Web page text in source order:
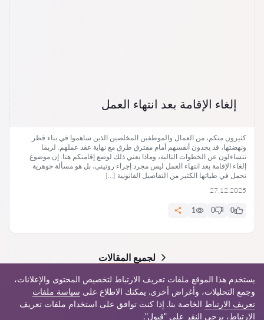
إلغاء الإقامة بعد انتهاء العمل
كثيرون منكم، من العمال والموظفين المخلصين الذين ساهموا في بناء قطر
ونهضتها، قد يجدون أنفسهم أمام مفترق طرق مع نهاية عقد عملهم. لربما
تتساءلون عن الخطوات التالية، وماذا يعني ذلك لوضع إقامتكم هنا. إن موضوع
إلغاء الإقامة بعد انتهاء العمل ليس مجرد إجراء روتيني، بل هو مسألة جوهرية
تحمل في طياتها الكثير من التفاصيل القانونية […]
27.12.2025
0
0
1
لجميع المقالات
© 2026 Jur-qa.com
يستخدم هذا الموقع ملفات تعريف الارتباط لتخصيص المحتوى والإعلانات،
وجمع التحليلات، وأغراض أخرى. يمكنك الاطلاع على سياسة ملفات
تعريف الارتباط الخاصة بنا. إذا كنت توافق على استخدام ملفات تعريف
الارتباط، يرجى النقر على "قبول".